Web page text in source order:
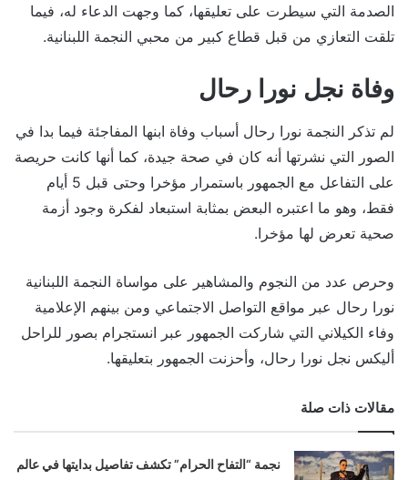
الصدمة التي سيطرت على تعليقها، كما وجهت الدعاء له، فيما
تلقت التعازي من قبل قطاع كبير من محبي النجمة اللبنانية.
وفاة نجل نورا رحال
لم تذكر النجمة نورا رحال أسباب وفاة ابنها المفاجئة فيما بدا في
الصور التي نشرتها أنه كان في صحة جيدة، كما أنها كانت حريصة
على التفاعل مع الجمهور باستمرار مؤخرا وحتى قبل 5 أيام
فقط، وهو ما اعتبره البعض بمثابة استبعاد لفكرة وجود أزمة
صحية تعرض لها مؤخرا.
وحرص عدد من النجوم والمشاهير على مواساة النجمة اللبنانية
نورا رحال عبر مواقع التواصل الاجتماعي ومن بينهم الإعلامية
وفاء الكيلاني التي شاركت الجمهور عبر انستجرام بصور للراحل
أليكس نجل نورا رحال، وأحزنت الجمهور بتعليقها.
مقالات ذات صلة
نجمة “التفاح الحرام” تكشف تفاصيل بدايتها في عالم